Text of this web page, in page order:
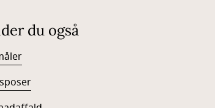
du også